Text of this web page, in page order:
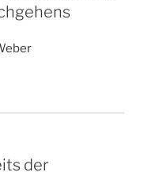
der